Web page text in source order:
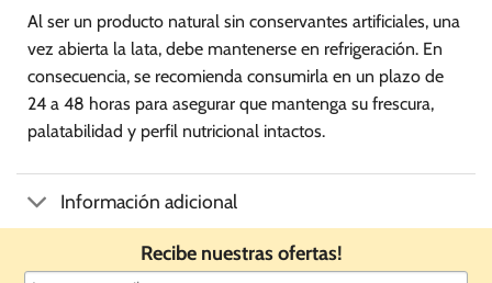
Al ser un producto natural sin conservantes artificiales, una
vez abierta la lata, debe mantenerse en refrigeración. En
consecuencia, se recomienda consumirla en un plazo de
24 a 48 horas para asegurar que mantenga su frescura,
palatabilidad y perfil nutricional intactos.
Información adicional
Recibe nuestras ofertas!